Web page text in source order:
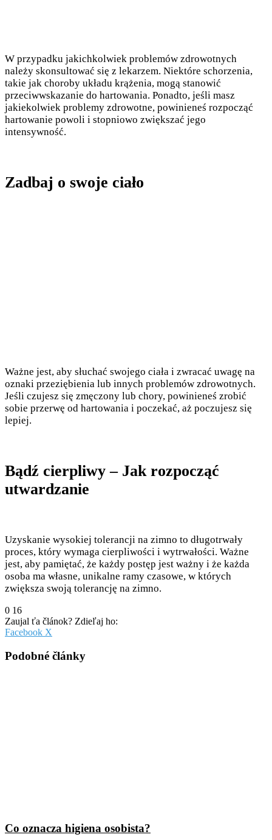
W przypadku jakichkolwiek problemów zdrowotnych
należy skonsultować się z lekarzem. Niektóre schorzenia,
takie jak choroby układu krążenia, mogą stanowić
przeciwwskazanie do hartowania. Ponadto, jeśli masz
jakiekolwiek problemy zdrowotne, powinieneś rozpocząć
hartowanie powoli i stopniowo zwiększać jego
intensywność.
Zadbaj o swoje ciało
Ważne jest, aby słuchać swojego ciała i zwracać uwagę na
oznaki przeziębienia lub innych problemów zdrowotnych.
Jeśli czujesz się zmęczony lub chory, powinieneś zrobić
sobie przerwę od hartowania i poczekać, aż poczujesz się
lepiej.
Bądź cierpliwy – Jak rozpocząć
utwardzanie
Uzyskanie wysokiej tolerancji na zimno to długotrwały
proces, który wymaga cierpliwości i wytrwałości. Ważne
jest, aby pamiętać, że każdy postęp jest ważny i że każda
osoba ma własne, unikalne ramy czasowe, w których
zwiększa swoją tolerancję na zimno.
0 16
Zaujal ťa článok? Zdieľaj ho:
Facebook X
Email
Podobné články
Co oznacza higiena osobista?